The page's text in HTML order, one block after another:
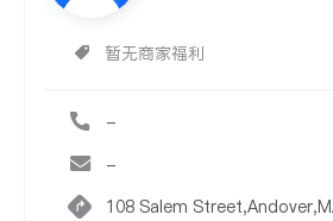
暂无商家福利
-
-
108 Salem